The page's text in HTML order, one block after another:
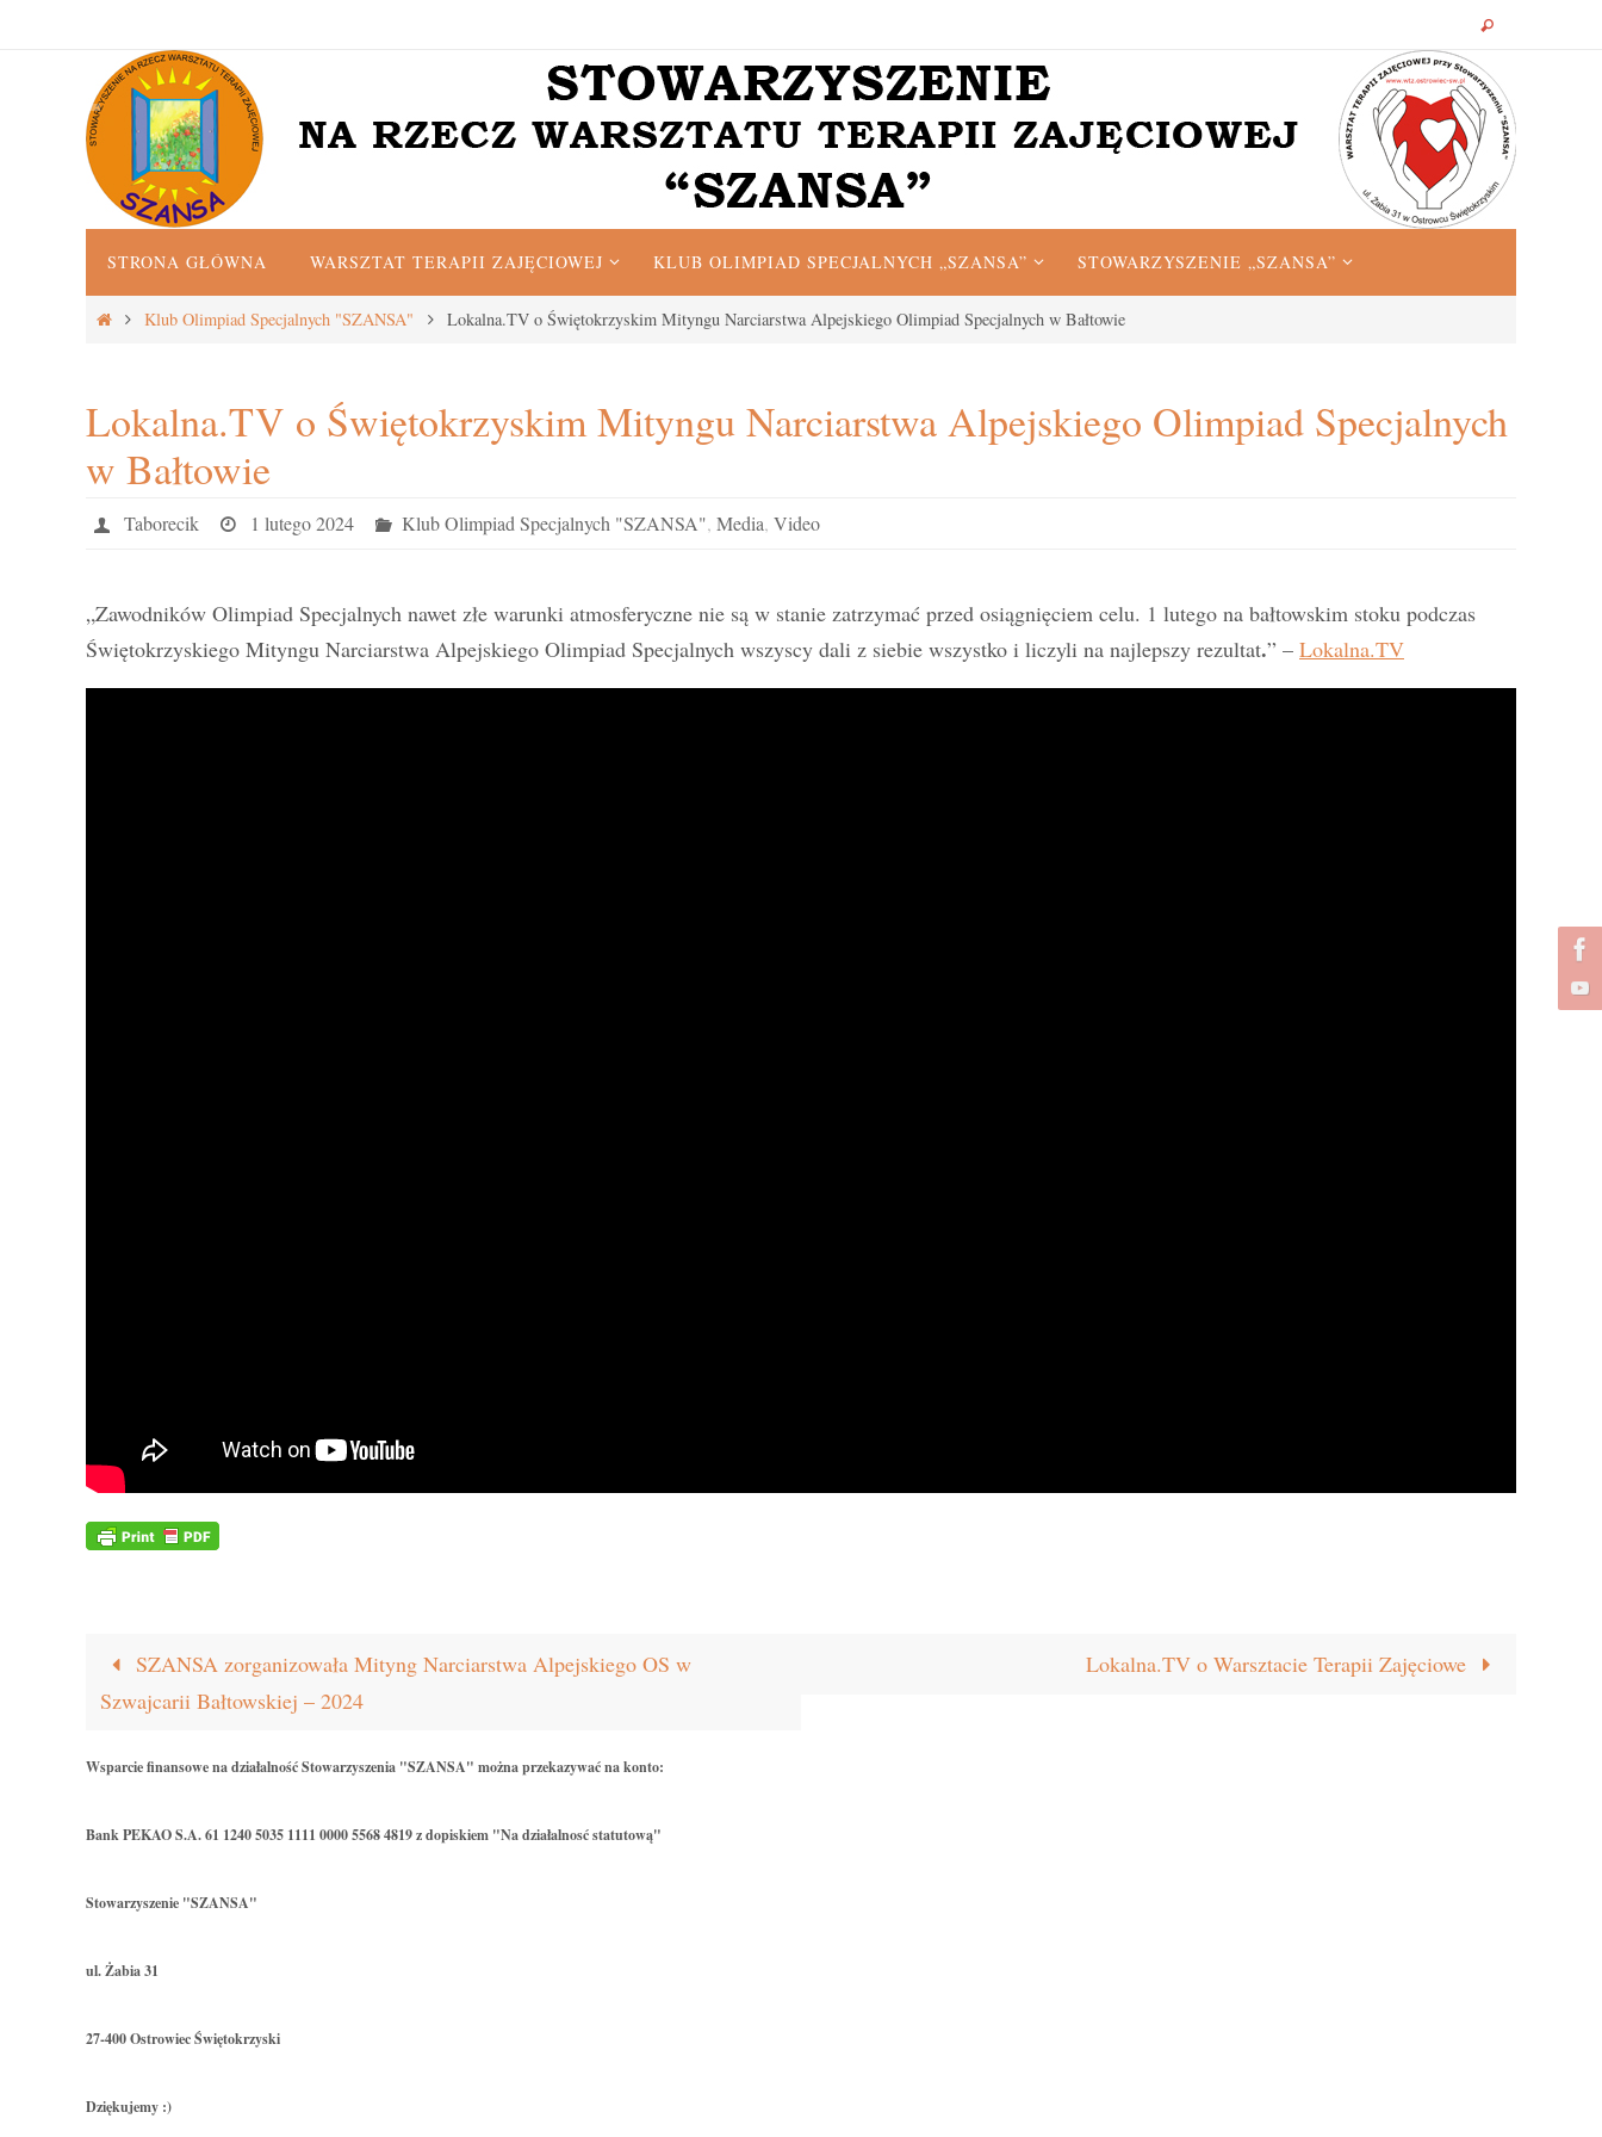
treści
STRONA GŁÓWNA WARSZTAT TERAPII ZAJĘCIOWEJ KLUB OLIMPIAD SPECJALNYCH „SZANSA” STOWARZYSZENIE „SZANSA”
StronaKlub Olimpiad Specjalnych "SZANSA" Lokalna.TV o Świętokrzyskim Mityngu Narciarstwa Alpejskiego Olimpiad Specjalnych w Bałtowie
Lokalna.TV o Świętokrzyskim Mityngu Narciarstwa Alpejskiego Olimpiad Specjalnych
w Bałtowie
Taborecik 1 lutego 2024 Klub Olimpiad Specjalnych "SZANSA",Media,Video
„Zawodników Olimpiad Specjalnych nawet złe warunki atmosferyczne nie są w stanie zatrzymać przed osiągnięciem celu. 1 lutego na bałtowskim stoku podczas
Świętokrzyskiego Mityngu Narciarstwa Alpejskiego Olimpiad Specjalnych wszyscy dali z siebie wszystko i liczyli na najlepszy rezultat.” – Lokalna.TV
SZANSA zorganizowała Mityng Narciarstwa Alpejskiego OS w
Szwajcarii Bałtowskiej – 2024
Lokalna.TV o Warsztacie Terapii Zajęciowe
Wsparcie finansowe na działalność Stowarzyszenia "SZANSA" można przekazywać na konto:
Bank PEKAO S.A. 61 1240 5035 1111 0000 5568 4819 z dopiskiem "Na działalnosć statutową"
Stowarzyszenie "SZANSA"
ul. Żabia 31
27-400 Ostrowiec Świętokrzyski
Dziękujemy :)